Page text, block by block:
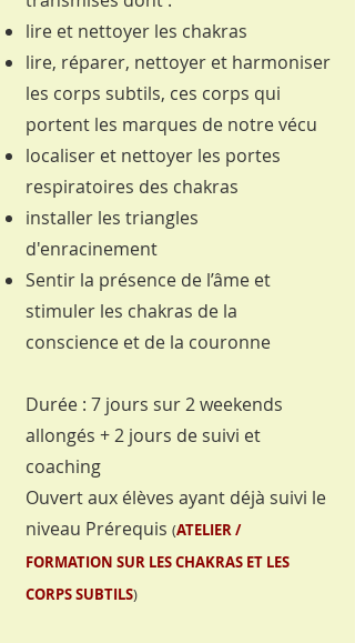
lire et nettoyer les chakras
lire, réparer, nettoyer et harmoniser
les corps subtils, ces corps qui
portent les marques de notre vécu
localiser et nettoyer les portes
respiratoires des chakras
installer les triangles
d'enracinement
Sentir la présence de l’âme et
stimuler les chakras de la
conscience et de la couronne
Durée : 7 jours sur 2 weekends
allongés + 2 jours de suivi et
coaching
Ouvert aux élèves ayant déjà suivi le
niveau Prérequis (ATELIER /
FORMATION SUR LES CHAKRAS ET LES
CORPS SUBTILS)